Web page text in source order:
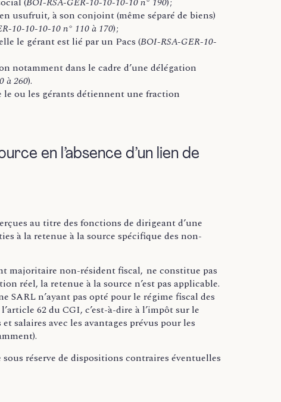
usufruit, à son conjoint (même séparé de biens)
10-10-10-10 n° 110 à 170) ;
le gérant est lié par un Pacs (BOI-RSA-GER-10-
notamment dans le cadre d’une délégation
à 260).
ou les gérants détiennent une fraction
en l’absence d’un lien de
au titre des fonctions de dirigeant d’une
à la retenue à la source spécifique des non-
majoritaire non-résident fiscal, ne constitue pas
réel, la retenue à la source n’est pas applicable.
n’ayant pas opté pour le régime fiscal des
62 du CGI, c’est-à-dire à l’impôt sur le
salaires avec les avantages prévus pour les
réserve de dispositions contraires éventuelles